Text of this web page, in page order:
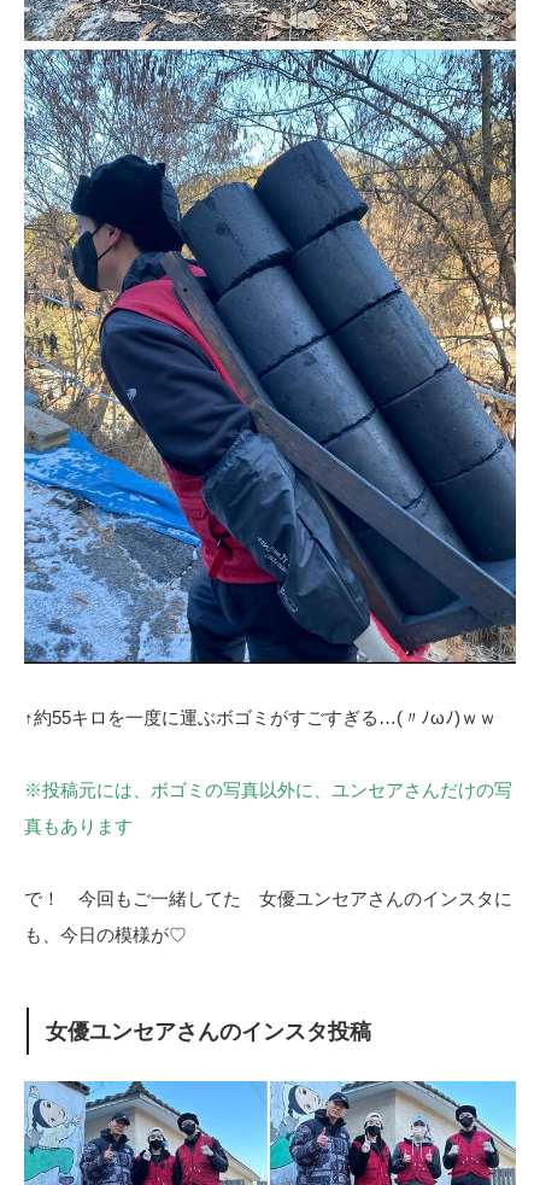
↑約55キロを一度に運ぶボゴミがすごすぎる…(〃ﾉωﾉ)ｗｗ
※投稿元には、ボゴミの写真以外に、ユンセアさんだけの写
真もあります
で！ 今回もご一緒してた 女優ユンセアさんのインスタに
も、今日の模様が♡
女優ユンセアさんのインスタ投稿